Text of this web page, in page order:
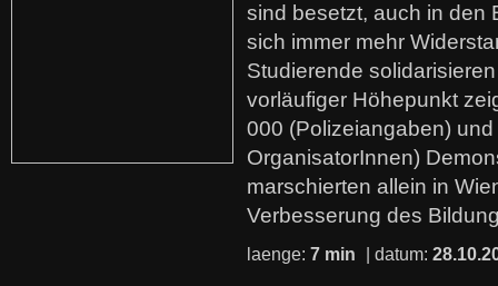
sind besetzt, auch in den
sich immer mehr
Studierende
vorläufiger Höhepunkt
000 (Polizeiangaben)
OrganisatorInnen)
marschierten allein in
Verbesserung des
laenge: 7 min | datum: